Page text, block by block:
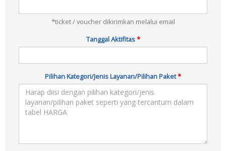
*ticket / voucher dikirimkan melalui email
Tanggal Aktifitas*
Pilihan Kategori/Jenis Layanan/Pilihan Paket*